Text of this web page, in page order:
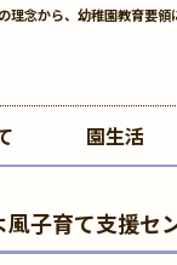
理念から、幼稚園教育要
園生活
風子育て支援セ